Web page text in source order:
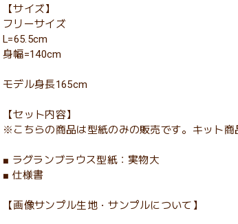
【サイズ】
フリーサイズ
L=65.5cm
身幅=140cm
モデル身長165cm
【セット内容】
※こちらの商品は型紙のみの販売です。キット商
■ ラグランブラウス型紙：実物大
■ 仕様書
【画像サンプル生地・サンプルについて】